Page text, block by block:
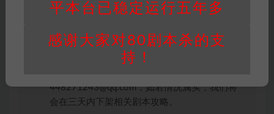
未购买，即代表已阅读本声明，理解并同意受本
版权归属：本站提供的任何剧本杀资源内容的版
权均属于机关版权或权利人。如有侵权，请发邮
448271243@qq.com，如若情况属实，我们将
会在三天内下架相关剧本攻略。
平本台已稳定运行五年多
感谢大家对80剧本杀的支
持！